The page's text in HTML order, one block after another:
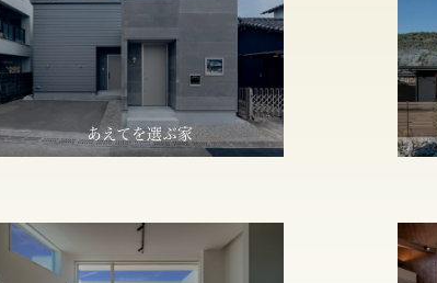
あえてを選ぶ家